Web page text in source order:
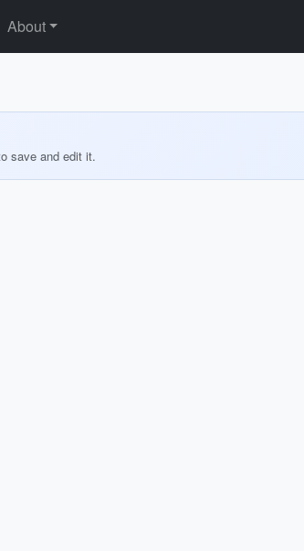
About
save and edit it.